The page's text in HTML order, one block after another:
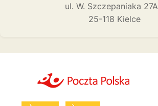
ul. W. Szczepaniaka
25-118 Kielce